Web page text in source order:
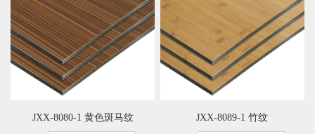
JXX-8080-1 黄色斑马纹 JXX-8089-1 竹纹